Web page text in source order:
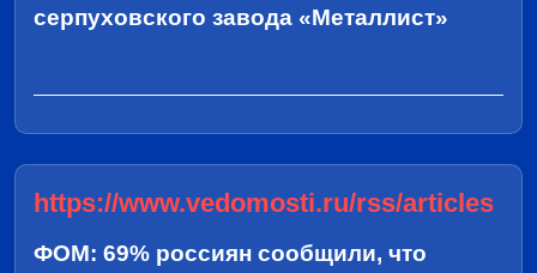
серпуховского завода «Металлист»
https://www.vedomosti.ru/rss/articles
ФОМ: 69% россиян сообщили, что